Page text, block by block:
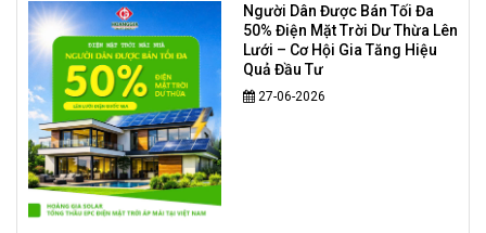
Người Dân Được Bán Tối Đa
50% Điện Mặt Trời Dư Thừa Lên
Lưới – Cơ Hội Gia Tăng Hiệu
Quả Đầu Tư
27-06-2026